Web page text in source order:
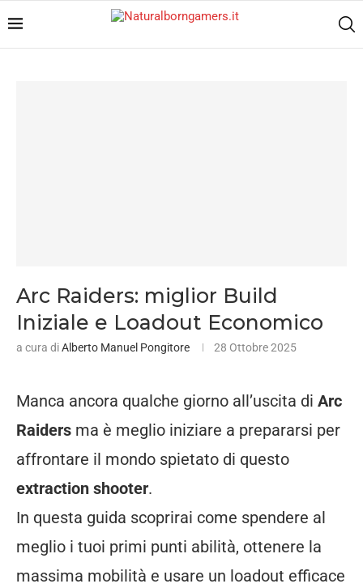
Arc Raiders: miglior Build
Iniziale e Loadout Economico
a cura diAlberto Manuel Pongitore 28 Ottobre 2025
Manca ancora qualche giorno all’uscita di Arc
Raiders ma è meglio iniziare a prepararsi per
affrontare il mondo spietato di questo
extraction shooter.
In questa guida scoprirai come spendere al
meglio i tuoi primi punti abilità, ottenere la
massima mobilità e usare un loadout efficace